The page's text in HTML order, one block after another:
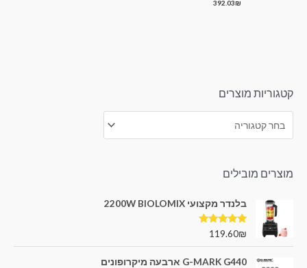
קטגוריות מוצרים
מוצרים מובילים
בלנדר מקצועי 2200W BIOLOMIX
דורג 5.00
119.60₪
G-MARK G440 ארבעה מיקרופונים
דורג392.03₪